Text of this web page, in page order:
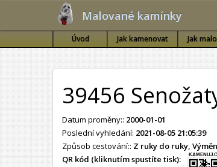
Malované kamínky
Úvod Jak kamenovat Jak
39456
Datum proměny:: 2000-01-01
Poslední vyhledání: 2021-08-05 21:05:39
Způsob cestování:: Z ruky do ruky,
QR kód (kliknutím spustíte tisk):